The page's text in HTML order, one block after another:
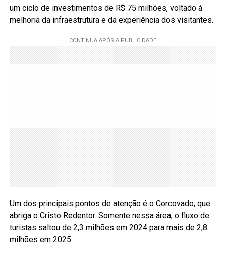
um ciclo de investimentos de R$ 75 milhões, voltado à
melhoria da infraestrutura e da experiência dos visitantes.
Um dos principais pontos de atenção é o Corcovado, que
abriga o Cristo Redentor. Somente nessa área, o fluxo de
turistas saltou de 2,3 milhões em 2024 para mais de 2,8
milhões em 2025.